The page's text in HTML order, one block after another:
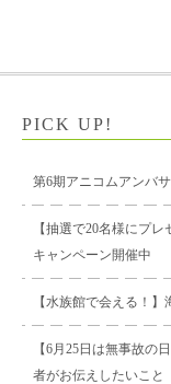
PICK UP!
第6期アニコムアンバ
【抽選で20名様にプ
キャンペーン開催中
【水族館で会える！
【6月25日は無事故の
者がお伝えしたいこと